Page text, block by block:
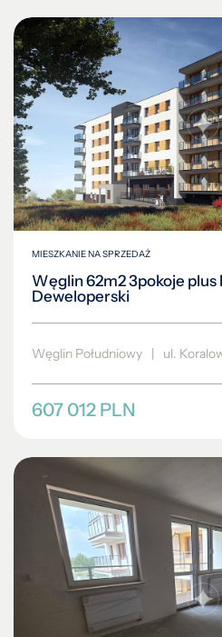
MIESZKANIE NA SPRZEDAŻ
Węglin 62m2 3pokoje plus
Deweloperski
Węglin Południowy | ul.
607 012 PLN